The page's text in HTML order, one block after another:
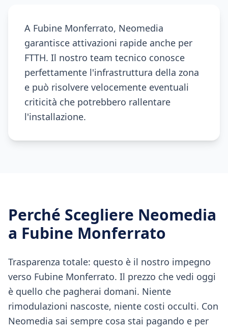
A Fubine Monferrato, Neomedia
garantisce attivazioni rapide anche per
FTTH. Il nostro team tecnico conosce
perfettamente l'infrastruttura della zona
e può risolvere velocemente eventuali
criticità che potrebbero rallentare
l'installazione.
Perché Scegliere Neomedia
a Fubine Monferrato
Trasparenza totale: questo è il nostro impegno
verso Fubine Monferrato. Il prezzo che vedi oggi
è quello che pagherai domani. Niente
rimodulazioni nascoste, niente costi occulti. Con
Neomedia sai sempre cosa stai pagando e per